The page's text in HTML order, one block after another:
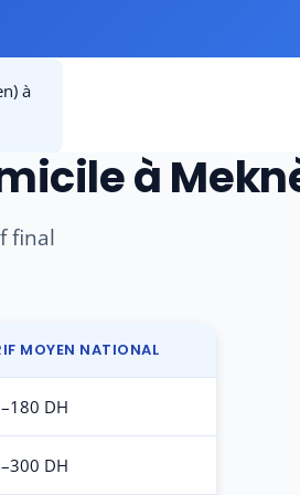
à
à
final
MOYEN NATIONAL
DH
DH